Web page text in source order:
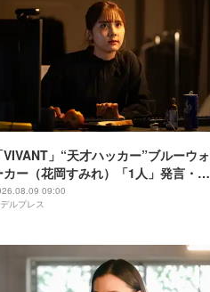
VIVANT」“天才ハッカー”ブルーウォ
カー（花岡すみれ）「1人」発言・寝
足でふらつき…違和感に考察加速
別人説」「何かの伏線か」【ネタバ
09:00
ルプレス